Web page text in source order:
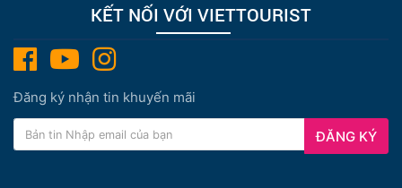
KẾT NỐI VỚI VIETTOURIST
Đăng ký nhận tin khuyến mãi
ĐĂNG KÝ